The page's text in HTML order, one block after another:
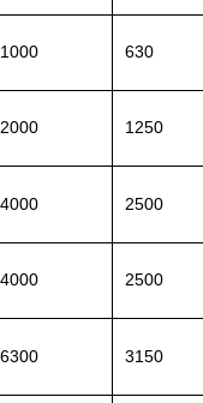
1000 630
2000 1250
4000 2500
4000 2500
6300 3150